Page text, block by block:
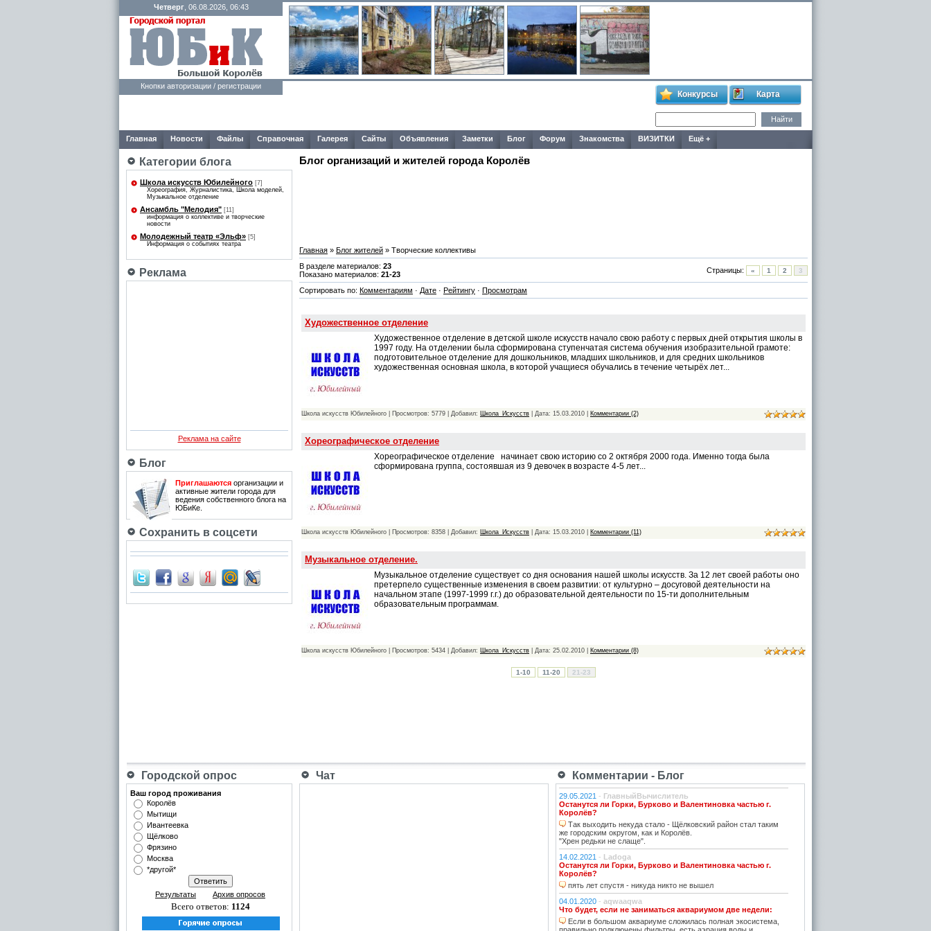
Четверг, 06.08.2026, 06:43
Кнопки авторизации / регистрации
Конкурсы Карта
Главная Новости Файлы Справочная Галерея Сайты Объявления Заметки Блог Форум Знакомства ВИЗИТКИ Ещё +
Категории блога
Школа искусств Юбилейного [7]
Хореография, Журналистика, Школа моделей,
Музыкальное отделение
Ансамбль "Мелодия" [11]
информация о коллективе и творческие
новости
Молодежный театр «Эльф» [5]
Информация о событиях театра
Реклама
Реклама на сайте
Блог
Приглашаются организации и
активные жители города для
ведения собственного блога на
ЮБиКе.
Сохранить в соцсети
Блог организаций и жителей города Королёв
Главная » Блог жителей » Творческие коллективы
В разделе материалов: 23
Показано материалов: 21-23 Страницы: « 1 2 3
Сортировать по: Комментариям · Дате · Рейтингу · Просмотрам
Художественное отделение
Художественное отделение в детской школе искусств начало свою работу с первых дней открытия школы в
1997 году. На отделении была сформирована ступенчатая система обучения изобразительной грамоте:
подготовительное отделение для дошкольников, младших школьников, и для средних школьников
художественная основная школа, в которой учащиеся обучались в течение четырёх лет...
Школа искусств Юбилейного | Просмотров: 5779 | Добавил: Школа_Искусств | Дата: 15.03.2010 Комментарии (2)
Хореографическое отделение
Хореографическое отделение начинает свою историю со 2 октября 2000 года. Именно тогда была
сформирована группа, состоявшая из 9 девочек в возрасте 4-5 лет...
Школа искусств Юбилейного | Просмотров: 8358 | Добавил: Школа_Искусств | Дата: 15.03.2010 Комментарии (11)
Музыкальное отделение.
Музыкальное отделение существует со дня основания нашей школы искусств. За 12 лет своей работы оно
претерпело существенные изменения в своем развитии: от культурно – досуговой деятельности на
начальном этапе (1997-1999 г.г.) до образовательной деятельности по 15-ти дополнительным
образовательным программам.
Школа искусств Юбилейного | Просмотров: 5434 | Добавил: Школа_Искусств | Дата: 25.02.2010 Комментарии (8)
1-10 11-20 21-23
Городской опрос Чат Комментарии - Блог
Ваш город проживания
Королёв
Мытищи
Ивантеевка
Щёлково
Фрязино
Москва
*другой*
Результаты Архив опросов
Всего ответов: 1124
29.05.2021 - ГлавныйВычислитель
Останутся ли Горки, Бурково и Валентиновка частью г.
Королёв?
Так выходить некуда стало - Щёлковский район стал таким
же городским округом, как и Королёв.
"Хрен редьки не слаще".
14.02.2021 - Ladoga
Останутся ли Горки, Бурково и Валентиновка частью г.
Королёв?
пять лет спустя - никуда никто не вышел
04.01.2020 - aqwaaqwa
Что будет, если не заниматься аквариумом две недели:
Если в большом аквариуме сложилась полная экосистема,